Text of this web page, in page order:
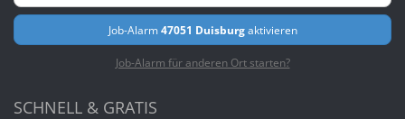
Job-Alarm47051 Duisburgaktivieren
Job-Alarm für anderen Ort starten?
SCHNELL & GRATIS